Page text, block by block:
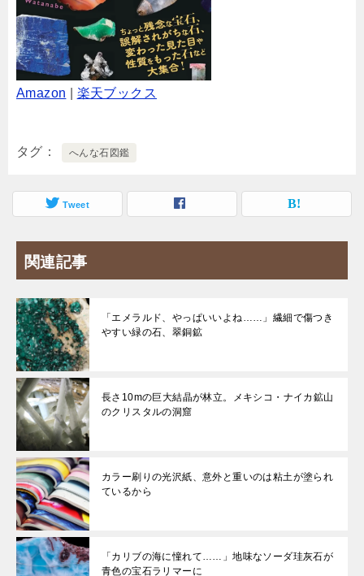
Amazon 楽天ブックス
タグ へんな石図鑑
Tweet
関連記事
「エメラルド、やっぱいいよね……」繊細で傷つき
やすい緑の石、翠銅鉱
長さ10mの巨大結晶が林立。メキシコ・ナイカ鉱山
のクリスタルの洞窟
カラー刷りの光沢紙、意外と重いのは粘土が塗られ
ているから
「カリブの海に憧れて……」地味なソーダ珪灰石が
青色の宝石ラリマーに